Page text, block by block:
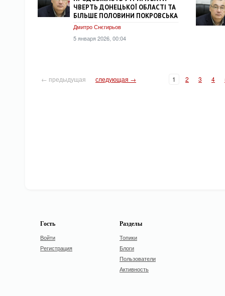
ЧВЕРТЬ ДОНЕЦЬКОЇ ОБЛАСТІ ТА
БІЛЬШЕ ПОЛОВИНИ ПОКРОВСЬКА
Дмитро Снєгирьов
5 января 2026, 00:04
← предыдущая следующая → 1 2 3 4
Гость
Войти
Регистрация
Разделы
Топики
Блоги
Пользователи
Активность